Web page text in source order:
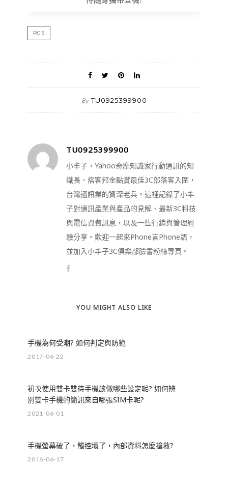
RCS
By TU0925399900
TU0925399900
小丰子，Yahoo奇摩知識家行動通訊的知
識長、痞客邦金點賞最佳3C部落客入圍，
台灣通訊業的資深老兵。這裡記錄了小丰
子對通訊產業與產品的見解、最新3C科技
與電信資費訊息，以及一些行銷與管理經
驗分享。歡迎一起來Phone言Phone語，
並加入小丰子3C俱樂部臉書粉絲專頁。
YOU MIGHT ALSO LIKE
手機為何受潮? 如何判定與防範
2017-06-22
初次使用雙卡雙待手機該做哪些設定呢? 如何辨
別雙卡手機的簡訊來自哪張SIM卡呢?
2021-06-01
手機螢幕破了，觸控壞了，內部資料怎麼搶救?
2016-06-17